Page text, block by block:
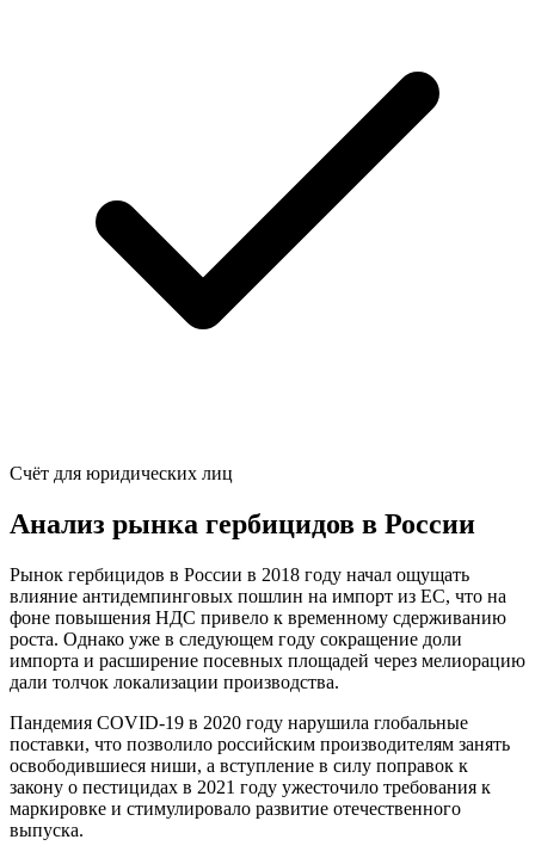
Счёт для юридических лиц
Анализ рынка гербицидов в России
Рынок гербицидов в России в 2018 году начал ощущать
влияние антидемпинговых пошлин на импорт из ЕС, что на
фоне повышения НДС привело к временному сдерживанию
роста. Однако уже в следующем году сокращение доли
импорта и расширение посевных площадей через мелиорацию
дали толчок локализации производства.
Пандемия COVID-19 в 2020 году нарушила глобальные
поставки, что позволило российским производителям занять
освободившиеся ниши, а вступление в силу поправок к
закону о пестицидах в 2021 году ужесточило требования к
маркировке и стимулировало развитие отечественного
выпуска.